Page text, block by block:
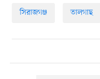
সিরাজগঞ্জ তালগাছ